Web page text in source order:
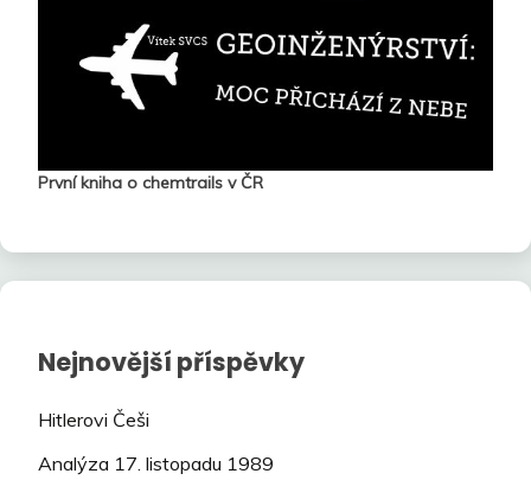
První kniha o chemtrails v ČR
Nejnovější příspěvky
Hitlerovi Češi
Analýza 17. listopadu 1989